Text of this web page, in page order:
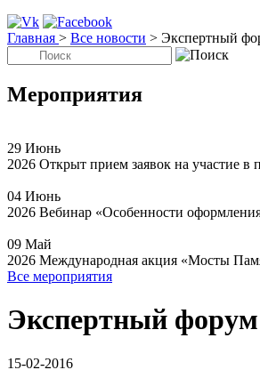
Главная > Все новости > Экспертный
Мероприятия
29 Июнь
2026 Открыт прием заявок на участие
04 Июнь
2026 Вебинар «Особенности
09 Май
2026 Международная акция «Мосты
Все мероприятия
Экспертный
15-02-2016